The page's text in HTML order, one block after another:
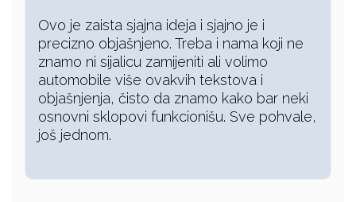
Ovo je zaista sjajna ideja i sjajno je i
precizno objašnjeno. Treba i nama koji ne
znamo ni sijalicu zamijeniti ali volimo
automobile više ovakvih tekstova i
objašnjenja, čisto da znamo kako bar neki
osnovni sklopovi funkcionišu. Sve pohvale,
još jednom.